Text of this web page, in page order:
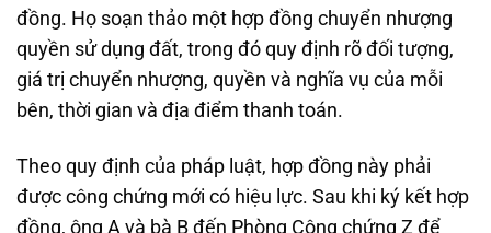
đồng. Họ soạn thảo một hợp đồng chuyển nhượng
quyền sử dụng đất, trong đó quy định rõ đối tượng,
giá trị chuyển nhượng, quyền và nghĩa vụ của mỗi
bên, thời gian và địa điểm thanh toán.
Theo quy định của pháp luật, hợp đồng này phải
được công chứng mới có hiệu lực. Sau khi ký kết hợp
đồng, ông A và bà B đến Phòng Công chứng Z để